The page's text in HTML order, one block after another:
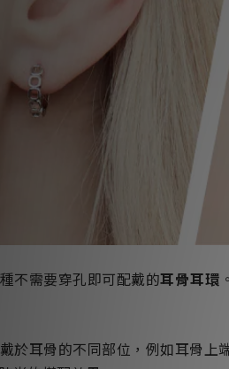
不需要穿孔即可配戴的耳骨耳環
於耳骨的不同部位，例如耳骨上